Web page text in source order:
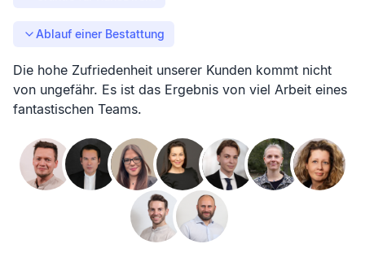
Ablauf einer Bestattung
Die hohe Zufriedenheit unserer Kunden kommt nicht
von ungefähr. Es ist das Ergebnis von viel Arbeit eines
fantastischen Teams.